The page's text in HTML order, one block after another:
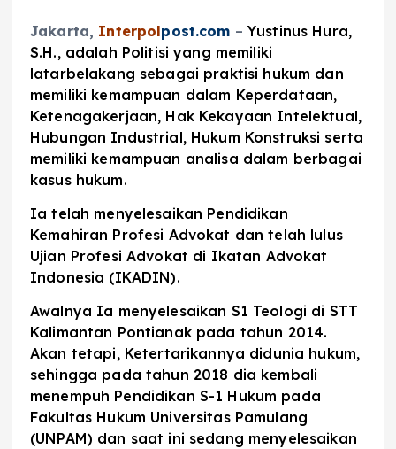
Jakarta, Interpolpost.com –Yustinus Hura,
S.H., adalah Politisi yang memiliki
latarbelakang sebagai praktisi hukum dan
memiliki kemampuan dalam Keperdataan,
Ketenagakerjaan, Hak Kekayaan Intelektual,
Hubungan Industrial, Hukum Konstruksi serta
memiliki kemampuan analisa dalam berbagai
kasus hukum.
Ia telah menyelesaikan Pendidikan
Kemahiran Profesi Advokat dan telah lulus
Ujian Profesi Advokat di Ikatan Advokat
Indonesia (IKADIN).
Awalnya Ia menyelesaikan S1 Teologi di STT
Kalimantan Pontianak pada tahun 2014.
Akan tetapi, Ketertarikannya didunia hukum,
sehingga pada tahun 2018 dia kembali
menempuh Pendidikan S-1 Hukum pada
Fakultas Hukum Universitas Pamulang
(UNPAM) dan saat ini sedang menyelesaikan